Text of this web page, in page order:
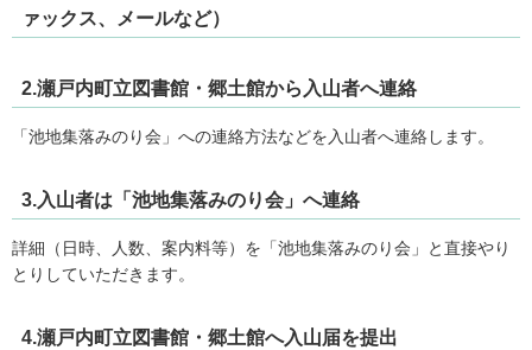
ァックス、メールなど）
2.瀬戸内町立図書館・郷土館から入山者へ連絡
「池地集落みのり会」への連絡方法などを入山者へ連絡します。
3.入山者は「池地集落みのり会」へ連絡
詳細（日時、人数、案内料等）を「池地集落みのり会」と直接やり
とりしていただきます。
4.瀬戸内町立図書館・郷土館へ入山届を提出